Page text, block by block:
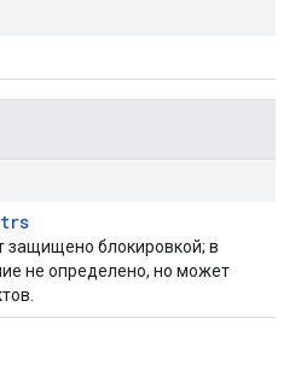
защищено блокировкой; в
не определено, но может